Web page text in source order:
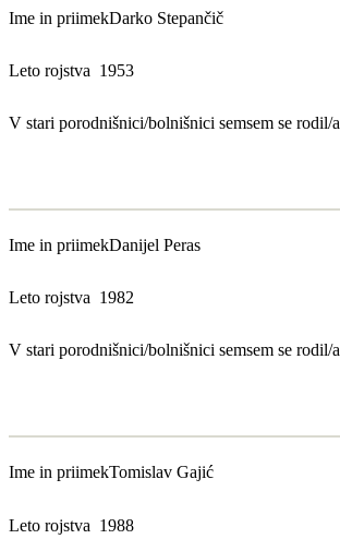
Ime in priimekDarko Stepančič
Leto rojstva 1953
V stari porodnišnici/bolnišnici semsem se rodil/a
Ime in priimekDanijel Peras
Leto rojstva 1982
V stari porodnišnici/bolnišnici semsem se rodil/a
Ime in priimekTomislav Gajić
Leto rojstva 1988